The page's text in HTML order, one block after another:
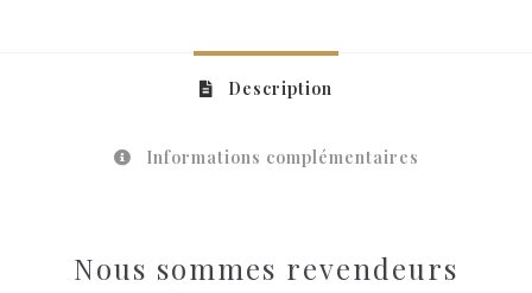
Description
Informations complémentaires
Nous sommes revendeurs